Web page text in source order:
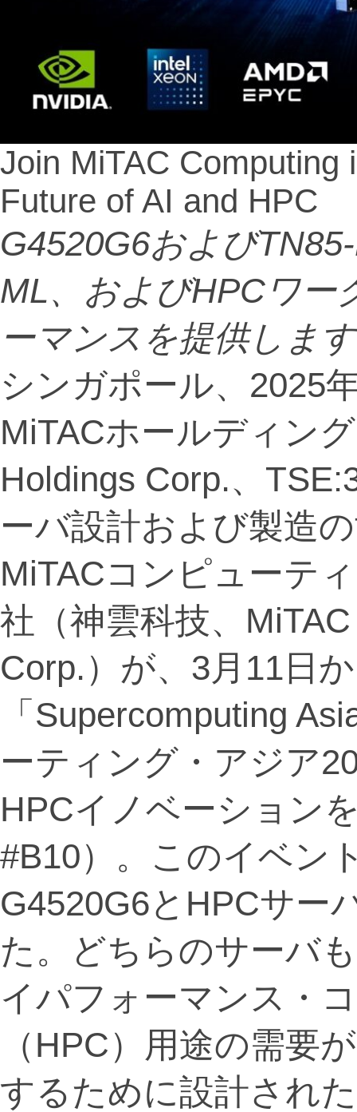
Join MiTAC Computing
Future of AI and HPC
G4520G6および
ML、およびHPCワー
ーマンスを提供しま
シンガポール、2025
MiTACホールディン
Holdings Corp.、
ーバ設計および製造
MiTACコンピューテ
社（神雲科技、
Corp.）が、3月11日
「Supercomputing
ーティング・アジア
HPCイノベーション
#B10）。このイベン
G4520G6とHPCサー
た。どちらのサーバ
イパフォーマンス・
（HPC）用途の需要
するために設計され